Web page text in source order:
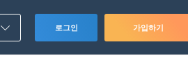
로그인 가입하기